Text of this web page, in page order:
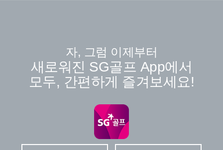
자, 그럼 이제부터
새로워진 SG골프 App에서
모두, 간편하게 즐겨보세요!